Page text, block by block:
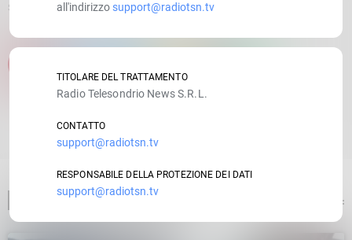
SCRITTO DA:RADIOTSN
ARTICOLO PRECEDENTE
all'indirizzo support@radiotsn.tv
TITOLARE DEL TRATTAMENTO
Radio Telesondrio News S.R.L.
CONTATTO
support@radiotsn.tv
RESPONSABILE DELLA PROTEZIONE DEI DATI
support@radiotsn.tv